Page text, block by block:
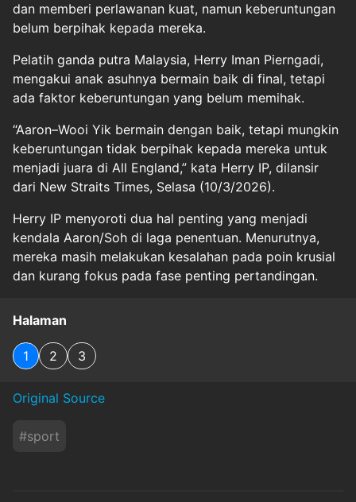
dan memberi perlawanan kuat, namun keberuntungan
belum berpihak kepada mereka.
Pelatih ganda putra Malaysia, Herry Iman Pierngadi,
mengakui anak asuhnya bermain baik di final, tetapi
ada faktor keberuntungan yang belum memihak.
“Aaron–Wooi Yik bermain dengan baik, tetapi mungkin
keberuntungan tidak berpihak kepada mereka untuk
menjadi juara di All England,” kata Herry IP, dilansir
dari New Straits Times, Selasa (10/3/2026).
Herry IP menyoroti dua hal penting yang menjadi
kendala Aaron/Soh di laga penentuan. Menurutnya,
mereka masih melakukan kesalahan pada poin krusial
dan kurang fokus pada fase penting pertandingan.
Halaman
1 2 3
Original Source
#sport